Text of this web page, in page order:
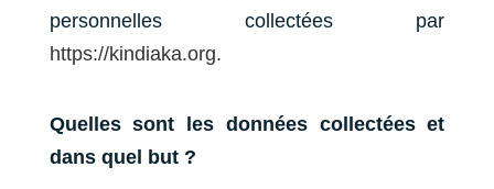
personnelles collectées par
https://kindiaka.org.
Quelles sont les données collectées et
dans quel but ?